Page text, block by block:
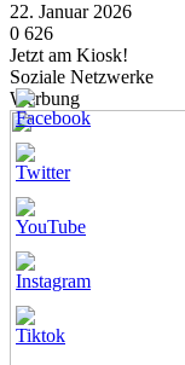
22. Januar 2026
0 626
Jetzt am Kiosk!
Soziale Netzwerke
Werbung